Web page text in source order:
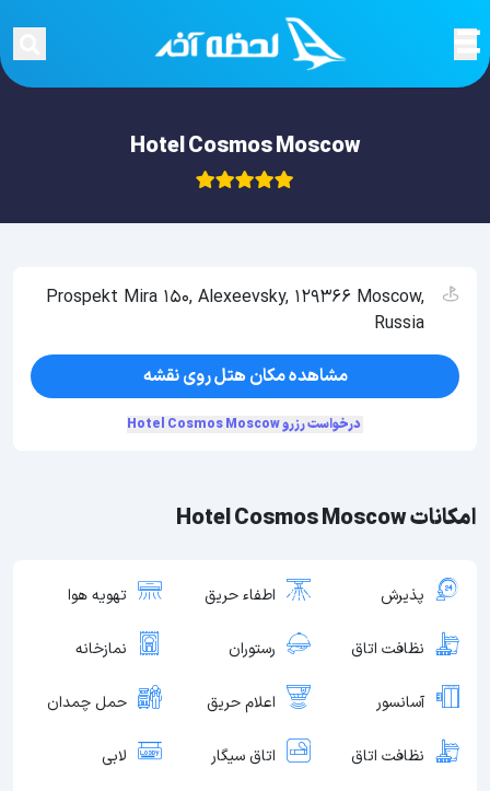
Hotel Cosmos Moscow
امکانات Hotel Cosmos Moscow
پذیرش اطفاء حریق تهویه هوا
نظافت اتاق رستوران نمازخانه
آسانسور اعلام حریق حمل چمدان
نظافت اتاق اتاق سیگار لابی
Prospekt Mira 150, Alexeevsky, 129366 Moscow,
Russia
مشاهده مکان هتل روی نقشه
درخواست رزرو Hotel Cosmos Moscow